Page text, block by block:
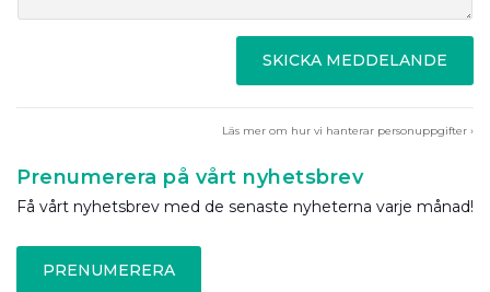
SKICKA MEDDELANDE
Läs mer om hur vi hanterar personuppgifter ›
Prenumerera på vårt nyhetsbrev
Få vårt nyhetsbrev med de senaste nyheterna varje månad!
PRENUMERERA